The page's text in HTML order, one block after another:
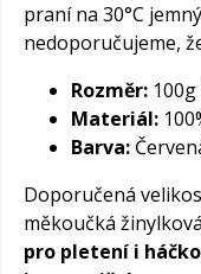
praní na 30°C
nedoporučujeme,
Rozměr:
Materiál:
Barva:
Doporučená
měkoučká
pro pletení i